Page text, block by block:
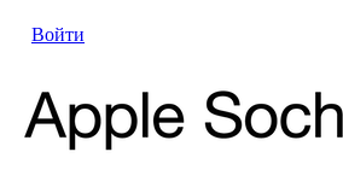
Войти